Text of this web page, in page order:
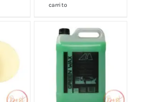
carrito